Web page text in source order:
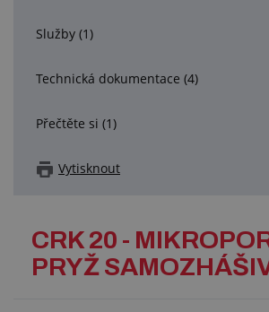
Služby (1)
Technická dokumentace (4)
Přečtěte si (1)
Vytisknout
CRK 20 -
PRYŽ